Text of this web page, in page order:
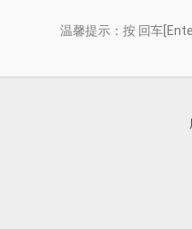
温馨提示：按 回车